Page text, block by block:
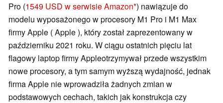
Pro (1549 USD w serwisie Amazon ) nawiązuje do
modelu wyposażonego w procesory M1 Pro i M1 Max
firmy Apple ( Apple ), który został zaprezentowany w
październiku 2021 roku. W ciągu ostatnich pięciu lat
flagowy laptop firmy Appleotrzymywał przede wszystkim
nowe procesory, a tym samym wyższą wydajność, jednak
firma Apple nie wprowadziła żadnych zmian w
podstawowych cechach, takich jak konstrukcja czy